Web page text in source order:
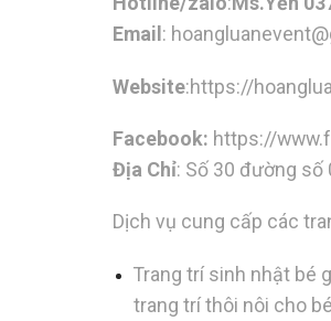
Email :
Website:https://
Facebook: https://
Địa Chỉ: Số 30 đường số
Dịch vụ cung cấp các
Trang trí sinh nhật bé
trang trí thôi nôi cho